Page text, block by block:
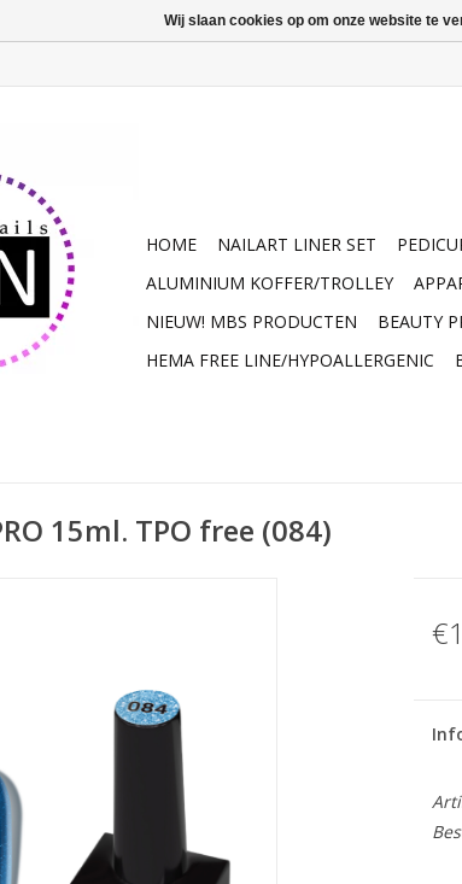
HOME NAILART LINER SET
ALUMINIUM KOFFER/TROLLEY
NIEUW! MBS PRODUCTEN
BEAUTY
HEMA FREE LINE/HYPOALLERGENIC
15ml. TPO free (084)
Wij slaan cookies op om onze website te